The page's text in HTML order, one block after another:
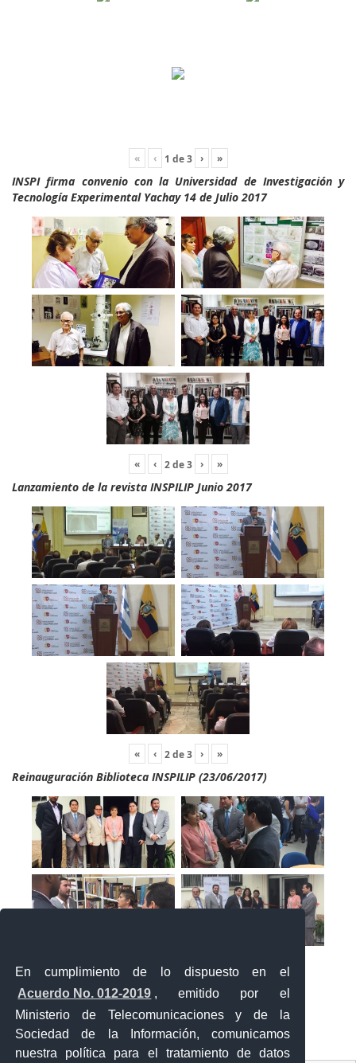
En cumplimiento de lo dispuesto en el
Acuerdo No. 012-2019 , emitido por el
Ministerio de Telecomunicaciones y de la
Sociedad de la Información, comunicamos
nuestra política para el tratamiento de datos
« ‹ 1 de3 › »
INSPI firma convenio con la Universidad de Investigación y
Tecnología Experimental Yachay 14 de Julio 2017
« ‹ 2de3 › »
Lanzamiento de la revista INSPILIP Junio 2017
« ‹ 2de3 › »
Reinauguración Biblioteca INSPILIP (23/06/2017)